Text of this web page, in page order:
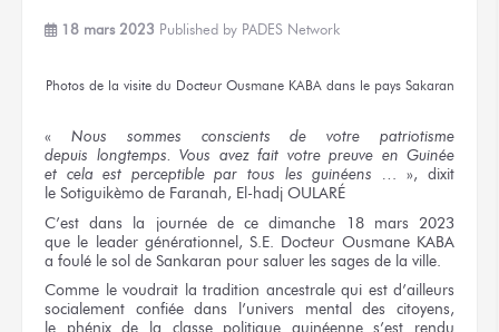
18 mars 2023 Published by PADES Network
Photos de la visite du Docteur Ousmane KABA dans le pays Sakaran
« Nous sommes conscientsde votre patriotisme
depuis longtemps. Vous avezfait votre preuve en Guinée
et cela est perceptible par tous les guinéens … », dixit
le Sotiguikèmo de Faranah, El-hadj OULARÉ
C’estdans la journée de ce dimanche
18 mars 2023
que le leadergénérationnel,S.E. Docteur Ousmane KABA
a foulé le sol de Sankaran pour saluer les sages de la ville.
Comme le voudrait la tradition ancestrale qui estd’ailleurs
socialement confiéedans l’univers mentaldes citoyens,
le phénix de la classepolitique guinéennes’est rendu